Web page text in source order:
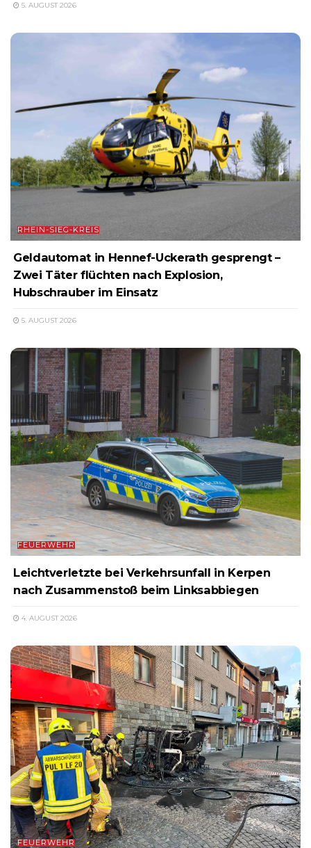
5. AUGUST 2026
RHEIN-SIEG-KREIS
Geldautomat in Hennef-Uckerath gesprengt –
Zwei Täter flüchten nach Explosion,
Hubschrauber im Einsatz
5. AUGUST 2026
FEUERWEHR
Leichtverletzte bei Verkehrsunfall in Kerpen
nach Zusammenstoß beim Linksabbiegen
4. AUGUST 2026
FEUERWEHR